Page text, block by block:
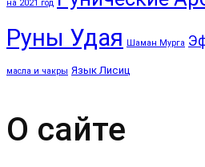
на 2021 год
Руны Удая Шаман Мурга
масла и чакры Язык Лисиц
О сайте